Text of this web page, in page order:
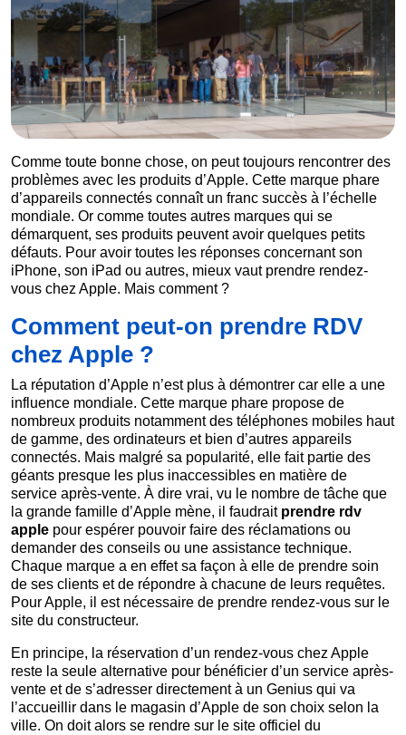
Comme toute bonne chose, on peut toujours rencontrer des
problèmes avec les produits d’Apple. Cette marque phare
d’appareils connectés connaît un franc succès à l’échelle
mondiale. Or comme toutes autres marques qui se
démarquent, ses produits peuvent avoir quelques petits
défauts. Pour avoir toutes les réponses concernant son
iPhone, son iPad ou autres, mieux vaut prendre rendez-
vous chez Apple. Mais comment ?
Comment peut-on prendre RDV
chez Apple ?
La réputation d’Apple n’est plus à démontrer car elle a une
influence mondiale. Cette marque phare propose de
nombreux produits notamment des téléphones mobiles haut
de gamme, des ordinateurs et bien d’autres appareils
connectés. Mais malgré sa popularité, elle fait partie des
géants presque les plus inaccessibles en matière de
service après-vente. À dire vrai, vu le nombre de tâche que
la grande famille d’Apple mène, il faudrait prendre rdv
apple pour espérer pouvoir faire des réclamations ou
demander des conseils ou une assistance technique.
Chaque marque a en effet sa façon à elle de prendre soin
de ses clients et de répondre à chacune de leurs requêtes.
Pour Apple, il est nécessaire de prendre rendez-vous sur le
site du constructeur.
En principe, la réservation d’un rendez-vous chez Apple
reste la seule alternative pour bénéficier d’un service après-
vente et de s’adresser directement à un Genius qui va
l’accueillir dans le magasin d’Apple de son choix selon la
ville. On doit alors se rendre sur le site officiel du